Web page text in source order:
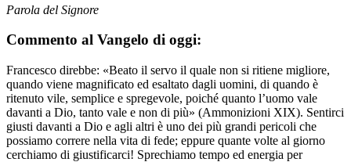
Parola del Signore
Commento al Vangelo di oggi:
Francesco direbbe: «Beato il servo il quale non si ritiene migliore,
quando viene magnificato ed esaltato dagli uomini, di quando è
ritenuto vile, semplice e spregevole, poiché quanto l’uomo vale
davanti a Dio, tanto vale e non di più» (Ammonizioni XIX). Sentirci
giusti davanti a Dio e agli altri è uno dei più grandi pericoli che
possiamo correre nella vita di fede; eppure quante volte al giorno
cerchiamo di giustificarci! Sprechiamo tempo ed energia per